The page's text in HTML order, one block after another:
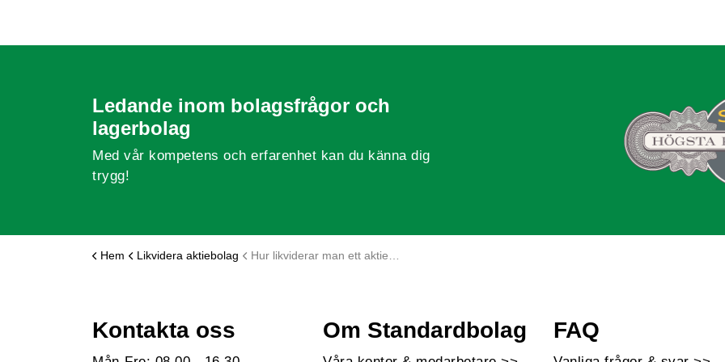
Ledande inom bolagsfrågor och
lagerbolag
Med vår kompetens och erfarenhet kan du känna dig
trygg!
Hem Likvidera aktiebolag Hur likviderar man ett aktiebolag?
Kontakta oss Om Standardbolag FAQ